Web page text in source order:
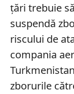
țări trebuie
suspendă
riscului de
compania
zborurile